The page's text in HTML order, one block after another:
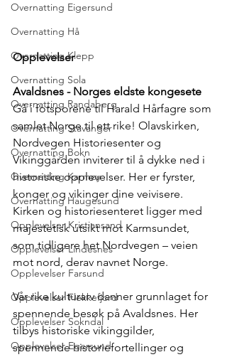
Overnatting Eigersund
Overnatting Hå
Overnatting Klepp
Overnatting Sola
Overnatting Randaberg
Overnatting Stavanger
Overnatting Bokn
Overnatting Karmøy
Overnatting Haugesund
Opplevelser Kristiansand
Opplevelser Lindesnes
Opplevelser Farsund
Opplevelser Flekkefjord
Opplevelser Sokndal
Opplevelser Egersund
Opplevelser
Avaldsnes - Norges eldste kongesete
Gå i fotsporene til Harald Hårfagre som
samlet Norge til ett rike! Olavskirken,
Nordvegen Historiesenter og
Vikinggården inviterer til å dykke ned i
historiske opplevelser. Her er fyrster,
konger og vikinger dine veivisere.
Kirken og historiesenteret ligger med
majestetisk utsikt mot Karmsundet,
som tidligere het Nordvegen – veien
mot nord, derav navnet Norge.
Vår rike kulturarv danner grunnlaget for
spennende besøk på Avaldsnes. Her
tilbys historiske vikinggilder,
spennende historiefortellinger og